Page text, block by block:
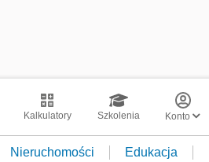
Kalkulatory Szkolenia Konto
Nieruchomości Edukacja